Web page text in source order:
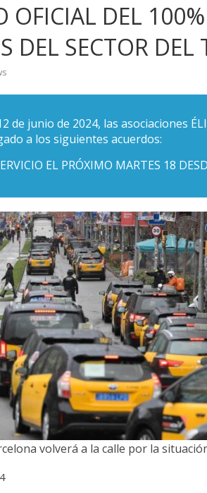
OFICIAL DEL
DEL SECTOR DEL
de junio de 2024, las asociaciones
a los siguientes acuerdos:
EL PRÓXIMO MARTES 18
volverá a la calle por la